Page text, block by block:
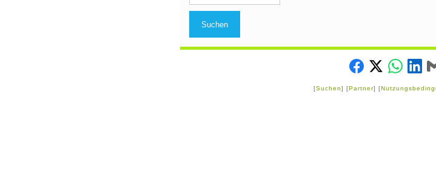
Suchen
[Suchen] [Partner] [